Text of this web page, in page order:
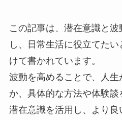
この記事は、潜在意識と
し、日常生活に役立てた
けて書かれています。
波動を高めることで、人
か、具体的な方法や体験談
潜在意識を活用し、より